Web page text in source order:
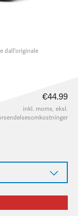
dall'originale
€44.99
inkl. moms, eksl.